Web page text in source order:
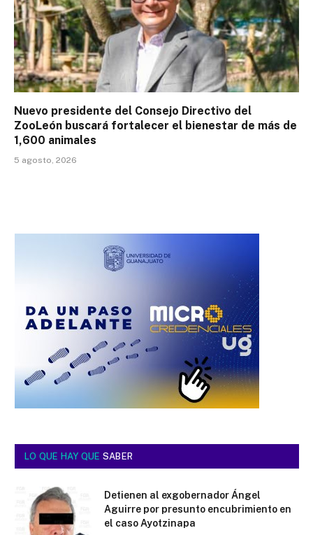
Nuevo presidente del Consejo Directivo del
ZooLeón buscará fortalecer el bienestar de más de
1,600 animales
5 agosto, 2026
LO QUE HAY QUE SABER
Detienen al exgobernador Ángel
Aguirre por presunto encubrimiento en
el caso Ayotzinapa